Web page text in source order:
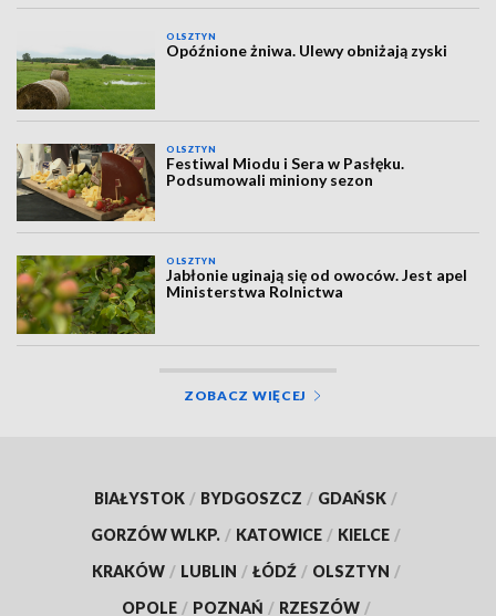
OLSZTYN
Opóźnione żniwa. Ulewy obniżają zyski
OLSZTYN
Festiwal Miodu i Sera w Pasłęku.
Podsumowali miniony sezon
OLSZTYN
Jabłonie uginają się od owoców. Jest apel
Ministerstwa Rolnictwa
ZOBACZ WIĘCEJ
BIAŁYSTOK / BYDGOSZCZ / GDAŃSK /
GORZÓW WLKP. / KATOWICE / KIELCE /
KRAKÓW / LUBLIN / ŁÓDŹ / OLSZTYN /
OPOLE / POZNAŃ / RZESZÓW /